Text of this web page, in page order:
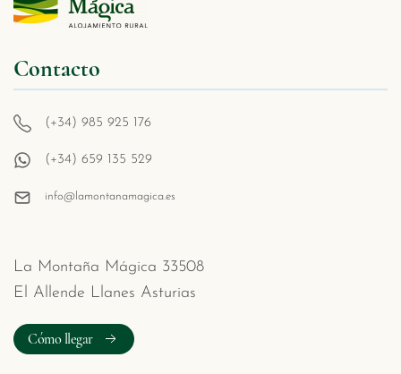
Contacto
(+34) 985 925 176
(+34) 659 135 529
info@lamontanamagica.es
La Montaña Mágica 33508
El Allende Llanes Asturias
Cómo llegar